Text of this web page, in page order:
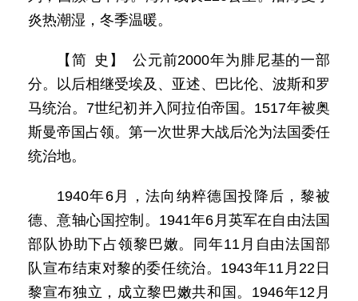
炎热潮湿，冬季温暖。
【简 史】 公元前2000年为腓尼基的一部
分。以后相继受埃及、亚述、巴比伦、波斯和罗
马统治。7世纪初并入阿拉伯帝国。1517年被奥
斯曼帝国占领。第一次世界大战后沦为法国委任
统治地。
1940年6月，法向纳粹德国投降后，黎被
德、意轴心国控制。1941年6月英军在自由法国
部队协助下占领黎巴嫩。同年11月自由法国部
队宣布结束对黎的委任统治。1943年11月22日
黎宣布独立，成立黎巴嫩共和国。1946年12月